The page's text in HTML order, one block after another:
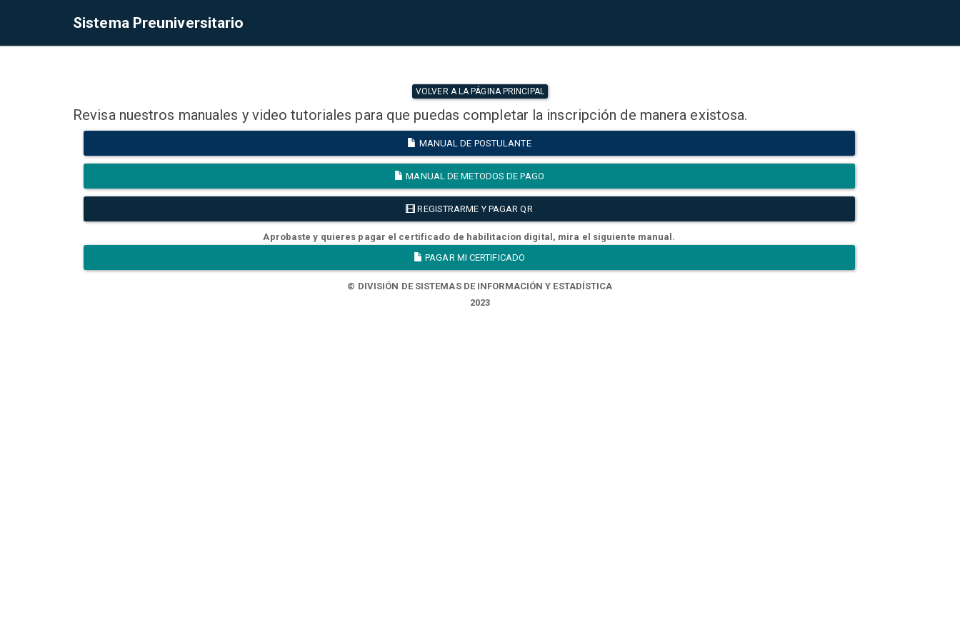
Sistema Preuniversitario
VOLVER A LA PÁGINA PRINCIPAL
Revisa nuestros manuales y video tutoriales para que puedas completar la inscripción de manera existosa.
MANUAL DE POSTULANTE
MANUAL DE METODOS DE PAGO
REGISTRARME Y PAGAR QR
Aprobaste y quieres pagar el certificado de habilitacion digital, mira el siguiente manual.
PAGAR MI CERTIFICADO
© DIVISIÓN DE SISTEMAS DE INFORMACIÓN Y ESTADÍSTICA
2023